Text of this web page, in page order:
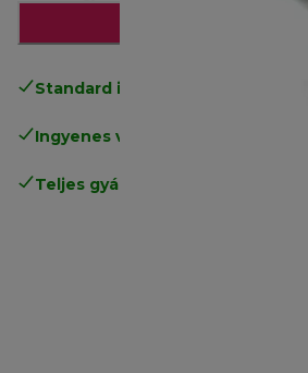
Hozzáadás a
Standard ingyenes kiszállítás
Ingyenes visszaküldés
Teljes gyártói garancia